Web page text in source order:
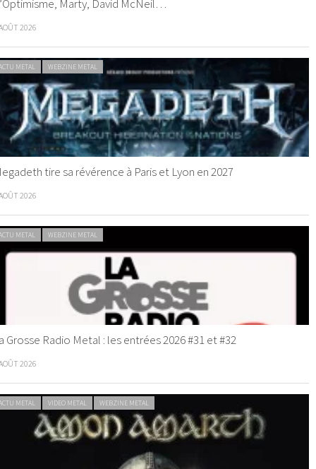
Marty, David McNeil…
2026
METAL WEBZINE METAL
tire sa révérence à Paris et Lyon en 2027
2026
METAL WEBZINE METAL
Grosse Radio Metal : les entrées 2026 #31 et #32
2026
METAL VIDEO METAL WEBZINE METAL